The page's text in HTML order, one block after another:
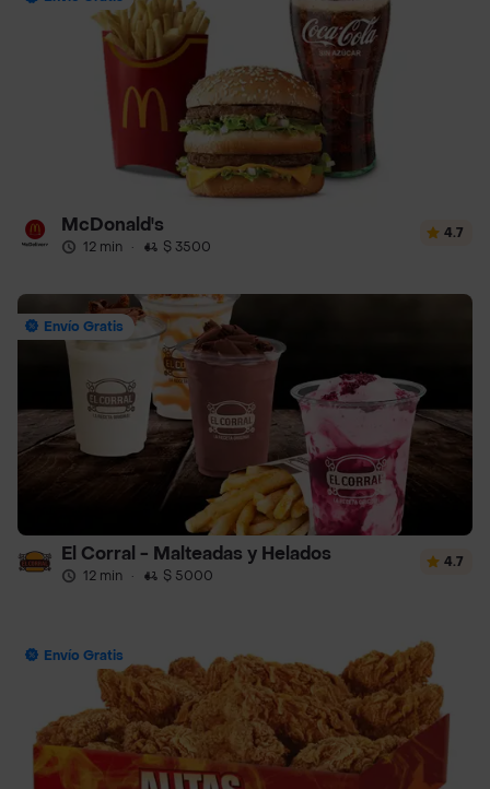
McDonald's
12 min · $ 3500
4.7
Envío Gratis
El Corral - Malteadas y Helados
12 min · $ 5000
4.7
Envío Gratis